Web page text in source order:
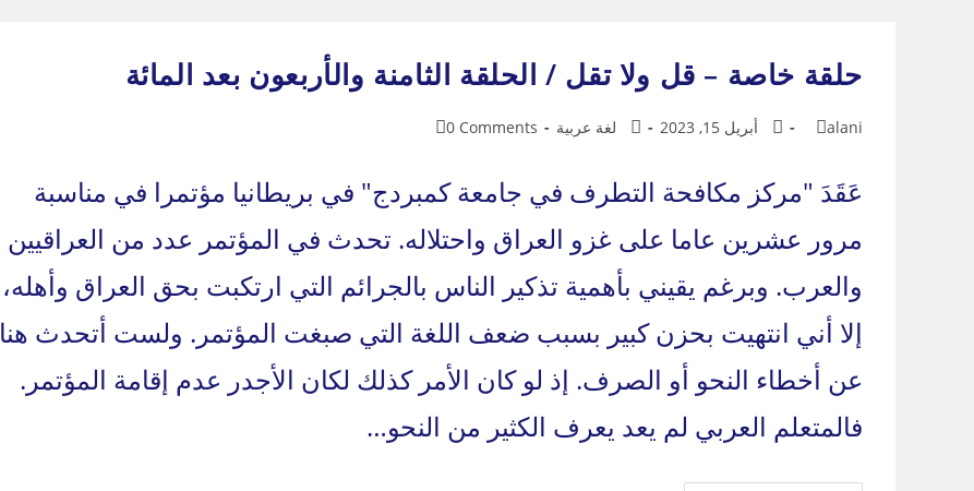
حلقة خاصة – قل ولا تقل / الحلقة الثامنة والأربعون بعد المائة
Post
alani
Postأبريل 15, 2023
Postلغة عربية
Post
0 Comments
عَقَدَ "مركز مكافحة التطرف في جامعة كمبردج" في بريطانيا مؤتمرا في مناسبة
مرور عشرين عاما على غزو العراق واحتلاله. تحدث في المؤتمر عدد من العراقيين
والعرب. وبرغم يقيني بأهمية تذكير الناس بالجرائم التي ارتكبت بحق العراق وأهله،
إلا أني انتهيت بحزن كبير بسبب ضعف اللغة التي صبغت المؤتمر. ولست أتحدث هنا
عن أخطاء النحو أو الصرف. إذ لو كان الأمر كذلك لكان الأجدر عدم إقامة المؤتمر.
فالمتعلم العربي لم يعد يعرف الكثير من النحو…